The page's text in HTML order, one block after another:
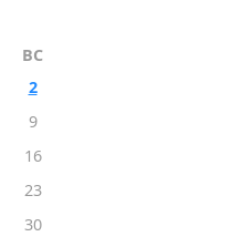
ВС
2
9
16
23
30